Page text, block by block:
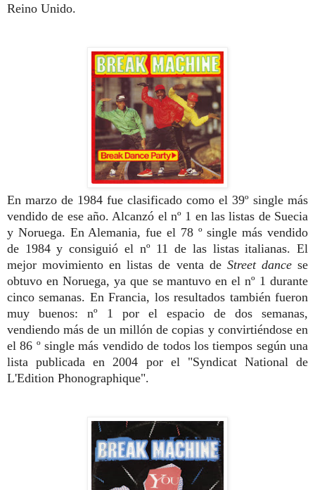
Reino Unido.
En marzo de 1984 fue clasificado como el 39º single más
vendido de ese año. Alcanzó el nº 1 en las listas de Suecia
y Noruega. En Alemania,fue el 78 º single más vendido
de 1984 y consiguió el nº 11 de las listas italianas. El
mejor movimiento en listas de venta de Street dancese
obtuvo en Noruega, ya que se mantuvo en el nº 1 durante
cinco semanas. En Francia, los resultados también fueron
muy buenos: nº 1 por el espacio de dos semanas,
vendiendo más de un millón de copias y convirtiéndose en
el 86 º single más vendido de todos los tiempos según una
lista publicada en 2004 por el "Syndicat National de
L'Edition Phonographique".